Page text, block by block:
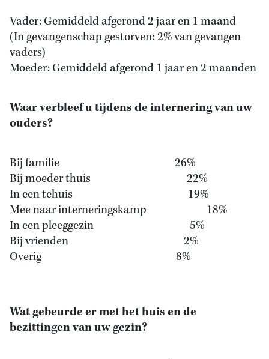
Vader: Gemiddeld afgerond 2 jaar en 1 maand
(In gevangenschap gestorven: 2% van gevangen
vaders)
Moeder: Gemiddeld afgerond 1 jaar en 2 maanden
Waar verbleef u tijdens de internering van uw
ouders?
Bij familie 26%
Bij moeder thuis 22%
In een tehuis 19%
Mee naar interneringskamp 18%
In een pleeggezin 5%
Bij vrienden 2%
Overig 8%
Wat gebeurde er met het huis en de
bezittingen van uw gezin?